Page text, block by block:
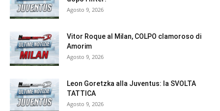
Agosto 9, 2026
Vitor Roque al Milan, COLPO clamoroso di
Amorim
Agosto 9, 2026
Leon Goretzka alla Juventus: la SVOLTA
TATTICA
Agosto 9, 2026